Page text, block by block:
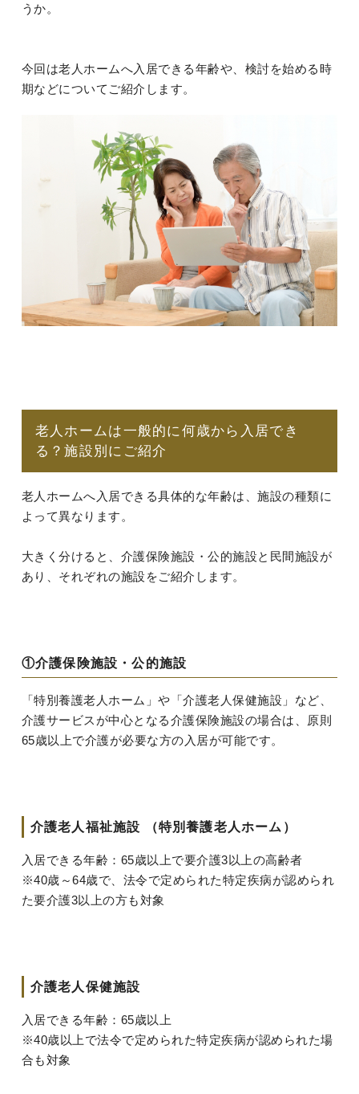
うか。
今回は老人ホームへ入居できる年齢や、検討を始める時
期などについてご紹介します。
老人ホームは一般的に何歳から入居でき
る？施設別にご紹介
老人ホームへ入居できる具体的な年齢は、施設の種類に
よって異なります。
大きく分けると、介護保険施設・公的施設と民間施設が
あり、それぞれの施設をご紹介します。
①介護保険施設・公的施設
「特別養護老人ホーム」や「介護老人保健施設」など、
介護サービスが中心となる介護保険施設の場合は、原則
65歳以上で介護が必要な方の入居が可能です。
介護老人福祉施設 （特別養護老人ホーム）
入居できる年齢：65歳以上で要介護3以上の高齢者
※40歳～64歳で、法令で定められた特定疾病が認められ
た要介護3以上の方も対象
介護老人保健施設
入居できる年齢：65歳以上
※40歳以上で法令で定められた特定疾病が認められた場
合も対象